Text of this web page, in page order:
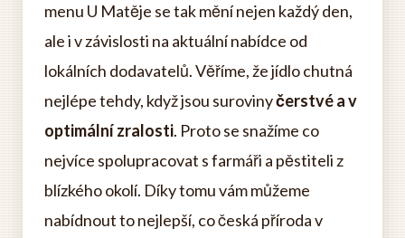
menu U Matěje se tak mění nejen každý den,
ale i v závislosti na aktuální nabídce od
lokálních dodavatelů. Věříme, že jídlo chutná
nejlépe tehdy, když jsou surovinyčerstvé a v
optimální zralosti. Proto se snažíme co
nejvíce spolupracovat s farmáři a pěstiteli z
blízkého okolí. Díky tomu vám můžeme
nabídnout to nejlepší, co česká příroda v